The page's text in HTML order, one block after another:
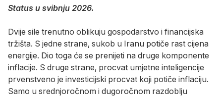
Status u svibnju 2026.
Dvije sile trenutno oblikuju gospodarstvo i financijska
tržišta. S jedne strane, sukob u Iranu potiče rast cijena
energije. Dio toga će se prenijeti na druge komponente
inflacije. S druge strane, procvat umjetne inteligencije
prvenstveno je investicijski procvat koji potiče inflaciju.
Samo u srednjoročnom i dugoročnom razdoblju